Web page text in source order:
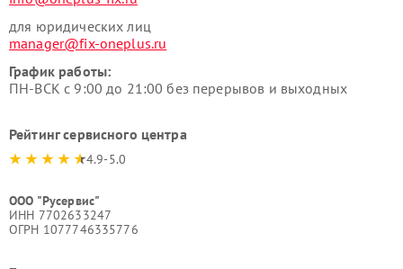
для юридических лиц
manager@fix-oneplus.ru
График работы:
ПН-ВСК с 9:00 до 21:00 без перерывов и выходных
Рейтинг сервисного центра
4.9-5.0
ООО "Русервис"
ИНН 7702633247
ОГРН 1077746335776